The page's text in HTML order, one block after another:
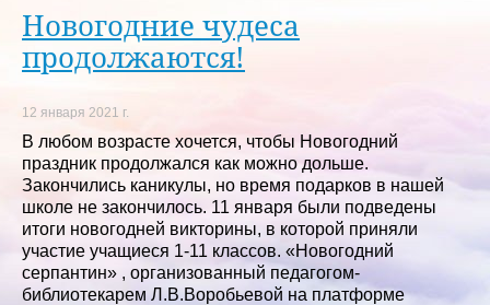
Новогодние чудеса
продолжаются!
12 января 2021 г.
В любом возрасте хочется, чтобы Новогодний
праздник продолжался как можно дольше.
Закончились каникулы, но время подарков в нашей
школе не закончилось. 11 января были подведены
итоги новогодней викторины, в которой приняли
участие учащиеся 1-11 классов. «Новогодний
серпантин» , организованный педагогом-
библиотекарем Л.В.Воробьевой на платформе